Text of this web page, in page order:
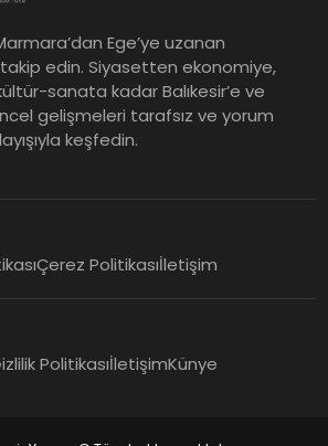
Ege’ye uzanan
edin. Siyasetten ekonomiye,
sanata kadar Balıkesir’e ve
gelişmeleri tarafsız ve yorum
keşfedin.
Çerez Politikasıİletişim
PolitikasıİletişimKünye